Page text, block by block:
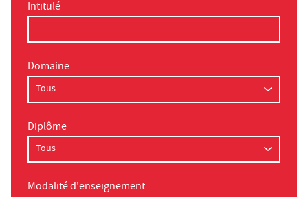
Intitulé
Domaine
Diplôme
Modalité d'enseignement